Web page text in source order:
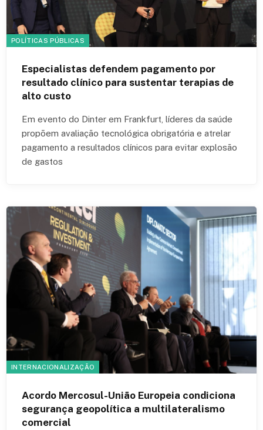
POLÍTICAS PÚBLICAS
Especialistas defendem pagamento por
resultado clínico para sustentar terapias de
alto custo
Em evento do Dinter em Frankfurt, líderes da saúde
propõem avaliação tecnológica obrigatória e atrelar
pagamento a resultados clínicos para evitar explosão
de gastos
INTERNACIONALIZAÇÃO
Acordo Mercosul-União Europeia condiciona
segurança geopolítica a multilateralismo
comercial